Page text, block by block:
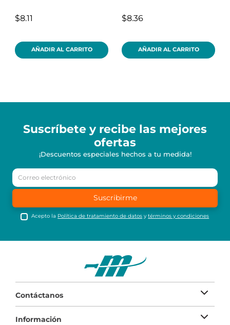
$8.11
AÑADIR AL CARRITO
$8.36
AÑADIR AL CARRITO
Suscríbete y recibe las mejores
ofertas
¡Descuentos especiales hechos a tu medida!
Suscribirme
Acepto la Política de tratamiento de datos ytérminos y condiciones
Contáctanos
Información